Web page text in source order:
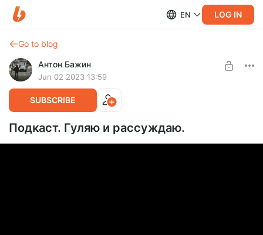
EN LOG IN
Go to blog
Антон Бажин
Jun 02 2023 13:59
SUBSCRIBE
Подкаст. Гуляю и рассуждаю.